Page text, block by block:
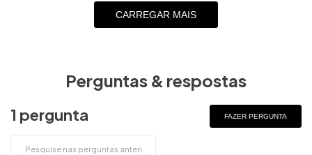
CARREGAR MAIS
Perguntas & respostas
1 pergunta FAZER PERGUNTA